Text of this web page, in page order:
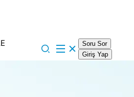
Soru Sor
Giriş Yap